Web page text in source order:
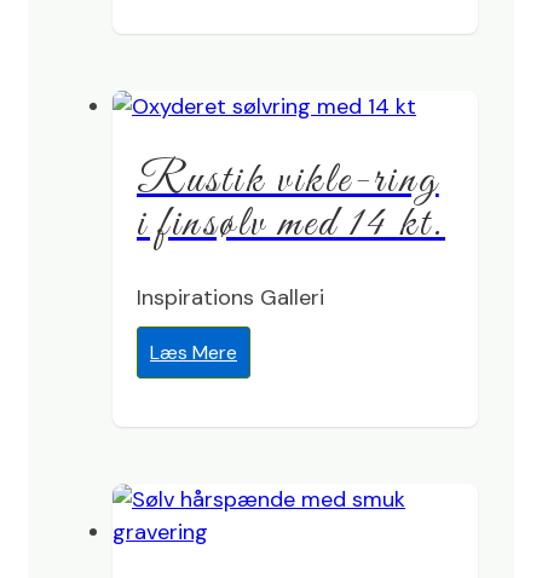
Rustik vikle-ring
i finsølv med 14 kt.
Inspirations Galleri
Læs Mere